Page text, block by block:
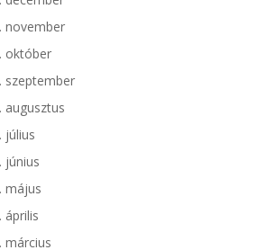
november
október
szeptember
augusztus
július
június
május
április
március